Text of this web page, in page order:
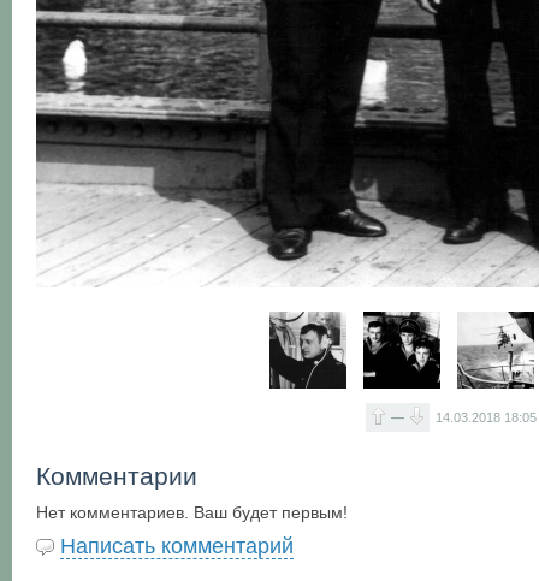
— 14.03.2018 18:05
Комментарии
Нет комментариев. Ваш будет первым!
Написать комментарий